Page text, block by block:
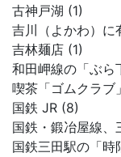
古神戸湖 (1)
吉川（よかわ）に
吉林麺店 (1)
和田岬線の「ぶら
喫茶「ゴムクラブ
国鉄 JR (8)
国鉄・鍛冶屋線
国鉄三田駅の「時